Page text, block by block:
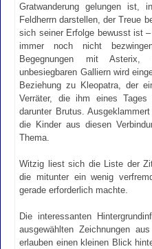
Gratwanderung gelungen ist,
Feldherrn darstellen, der Treue
sich seiner Erfolge bewusst ist
immer noch nicht
Begegnungen mit
unbesiegbaren Galliern wird
Beziehung zu Kleopatra, der
Verräter, die ihm eines Tages
darunter Brutus.
die Kinder aus diesen
Thema.
Witzig liest sich die Liste der
die mitunter ein wenig
gerade erforderlich machte.
Die interessanten
ausgewählten Zeichnungen
erlauben einen kleinen Blick